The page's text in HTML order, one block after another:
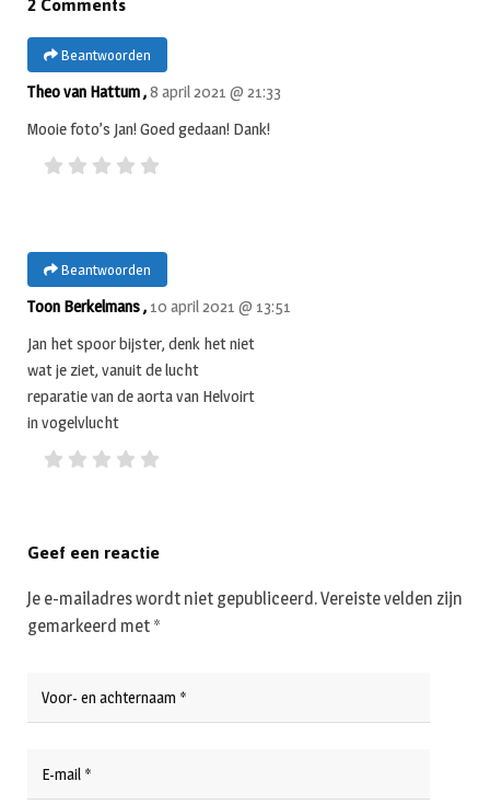
Beantwoorden
Theo van Hattum ,8 april 2021 @ 21:33
Mooie foto’s Jan! Goed gedaan! Dank!
Beantwoorden
Toon Berkelmans , 10 april 2021 @ 13:51
Jan het spoor bijster, denk het niet
wat je ziet, vanuit de lucht
reparatie van de aorta van Helvoirt
in vogelvlucht
Geef een reactie
Je e-mailadres wordt niet gepubliceerd.Vereiste velden zijn
gemarkeerd met *